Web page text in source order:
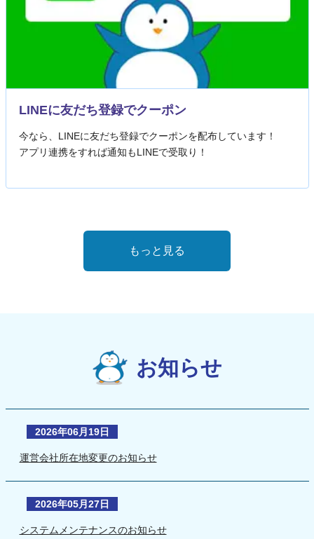
LINEに友だち登録でクーポン
今なら、LINEに友だち登録でクーポンを配布しています！
アプリ連携をすれば通知もLINEで受取り！
もっと見る
お知らせ
2026年06月19日
運営会社所在地変更のお知らせ
2026年05月27日
システムメンテナンスのお知らせ